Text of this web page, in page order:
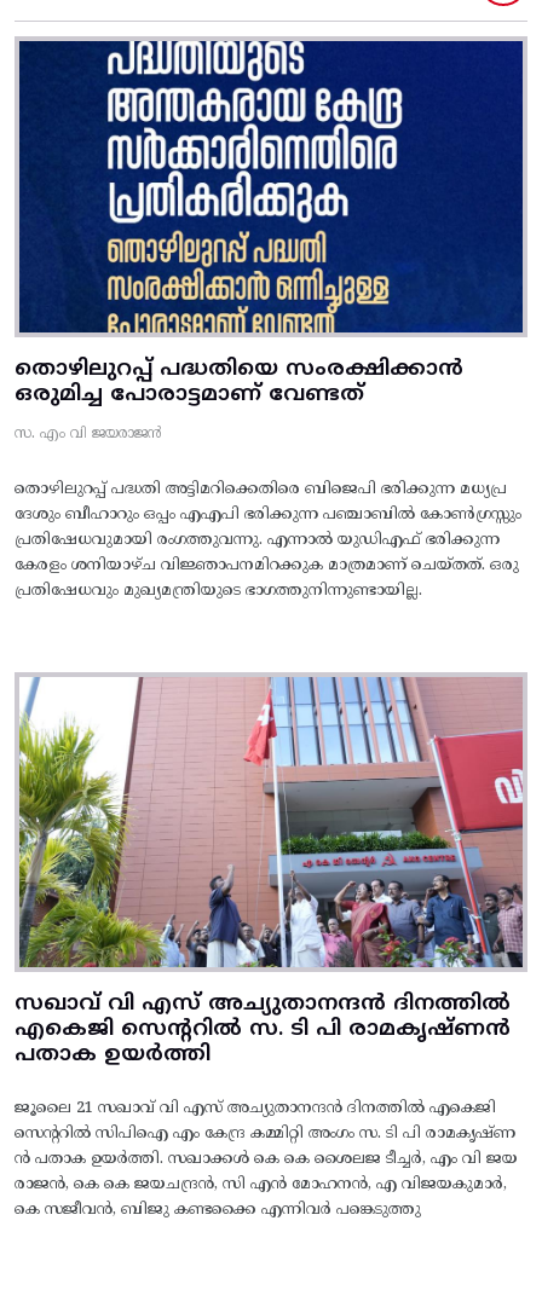
തൊഴിലുറപ്പ് പദ്ധതിയെ സംരക്ഷിക്കാൻ
ഒരുമിച്ച പോരാട്ടമാണ് വേണ്ടത്
സ. എം വി ജയരാജൻ
തൊഴിലുറപ്പ് പദ്ധതി അട്ടിമറിക്കെതിരെ ബിജെപി ഭരിക്കുന്ന മധ്യപ്ര
ദേശും ബീഹാറും ഒപ്പം എഎപി ഭരിക്കുന്ന പഞ്ചാബിൽ കോൺഗ്രസ്സും
പ്രതിഷേധവുമായി രംഗത്തുവന്നു. എന്നാൽ യുഡിഎഫ് ഭരിക്കുന്ന
കേരളം ശനിയാഴ്ച വിജ്ഞാപനമിറക്കുക മാത്രമാണ് ചെയ്തത്. ഒരു
പ്രതിഷേധവും മുഖ്യമന്ത്രിയുടെ ഭാഗത്തുനിന്നുണ്ടായില്ല.
സഖാവ് വി എസ് അച്യുതാനന്ദൻ ദിനത്തിൽ
എകെജി സെന്ററിൽ സ. ടി പി രാമകൃഷ്‌ണൻ
പതാക ഉയർത്തി
ജൂലൈ 21 സഖാവ് വി എസ് അച്യുതാനന്ദൻ ദിനത്തിൽ എകെജി
സെന്ററിൽ സിപിഐ എം കേന്ദ്ര കമ്മിറ്റി അംഗം സ. ടി പി രാമകൃഷ്‌ണ
ൻ പതാക ഉയർത്തി. സഖാക്കൾ കെ കെ ശൈലജ ടീച്ചർ, എം വി ജയ
രാജൻ, കെ കെ ജയചന്ദ്രൻ, സി എൻ മോഹനൻ, എ വിജയകുമാർ,
കെ സജീവൻ, ബിജു കണ്ടക്കൈ എന്നിവർ പങ്കെടുത്തു